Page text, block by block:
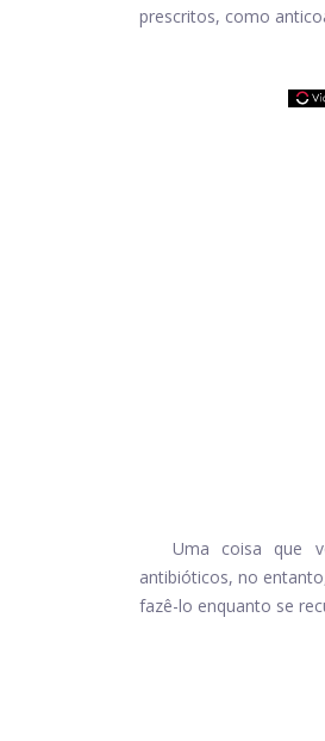
prescritos, como
Uma coisa que
antibióticos, no
fazê-lo enquanto se